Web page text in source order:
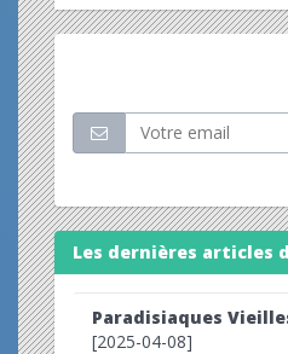
Les dernières articles
Paradisiaques
[2025-04-08]